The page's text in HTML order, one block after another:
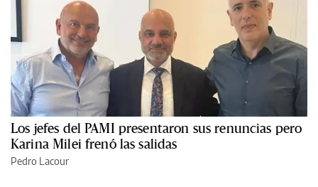
Los jefes del PAMI presentaron sus renuncias pero
Karina Milei frenó las salidas
Pedro Lacour